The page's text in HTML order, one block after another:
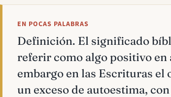
EN POCAS PALABRAS
Definición. El significado
referir como algo positivo en
embargo en las Escrituras el
un exceso de autoestima,